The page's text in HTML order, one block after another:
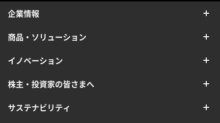
企業情報
商品・ソリューション
イノベーション
株主・投資家の皆さまへ
サステナビリティ